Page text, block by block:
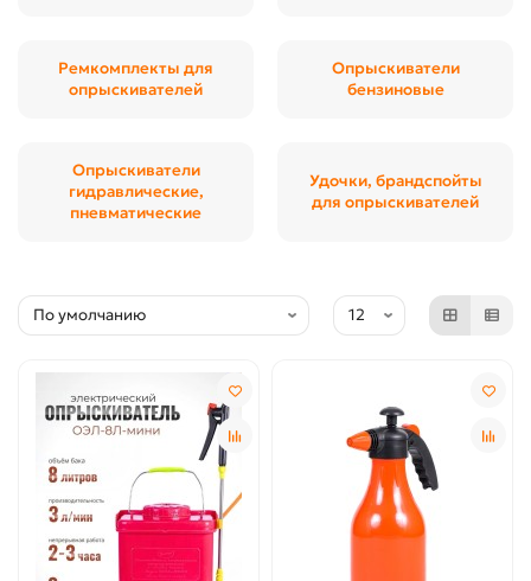
Ремкомплекты для
опрыскивателей
Опрыскиватели
бензиновые
Опрыскиватели
гидравлические,
пневматические
Удочки, брандспойты
для опрыскивателей